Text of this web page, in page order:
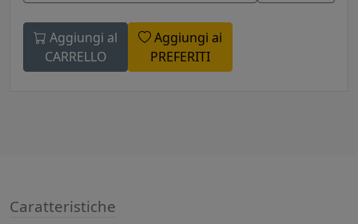
Aggiungi al
CARRELLO
Aggiungi ai
PREFERITI
Caratteristiche